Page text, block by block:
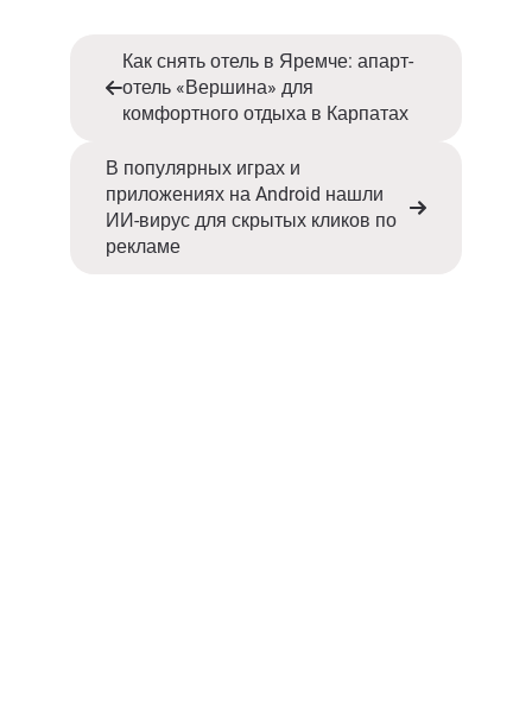
Как снять отель в Яремче: апарт-
отель «Вершина» для
комфортного отдыха в Карпатах
В популярных играх и
приложениях на Android нашли
ИИ-вирус для скрытых кликов по
рекламе